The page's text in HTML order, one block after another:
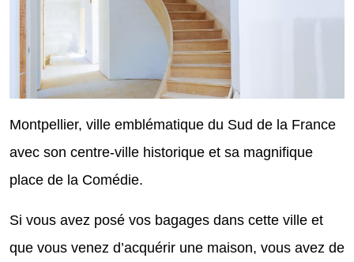
Montpellier, ville emblématique du Sud de la France
avec son centre-ville historique et sa magnifique
place de la Comédie.
Si vous avez posé vos bagages dans cette ville et
que vous venez d’acquérir une maison, vous avez de